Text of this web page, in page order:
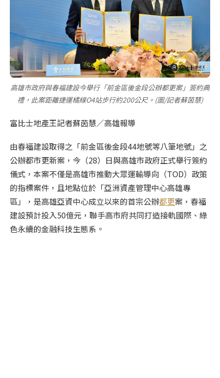
高雄市政府與春福建設今舉行「前金區後金段公辦都更案」簽約典
禮，此案距離捷運橘線O4站步行約200公尺。(圖/記者蘇茵慧)
富比士地產王記者蘇茵慧／高雄報導
由春福建設取得之「前金區後金段44地號等八筆地號」之
公辦都市更新案，今（28）日與高雄市政府正式舉行簽約
儀式，本案不僅是高雄市推動大眾運輸導向（TOD）政策
的指標案件，且地點位於「亞洲資產管理中心高雄專
區」，是高雄亞資中心成立以來的首宗公辦都更案，春福
建設預計投入50億元，聯手高市府共同打造接軌國際、綠
色永續的金融科技生態系。